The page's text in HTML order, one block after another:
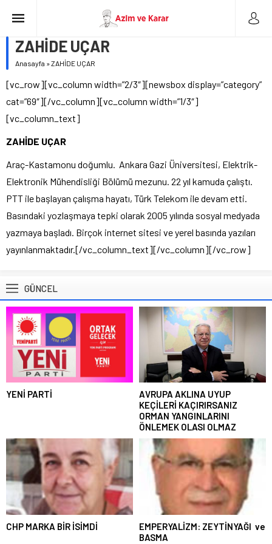
ZAHİDE UÇAR
Anasayfa »ZAHİDE UÇAR
[vc_row][vc_column width=”2/3″][newsbox display=”category”
cat=”69″][/vc_column][vc_column width=”1/3″]
[vc_column_text]
ZAHİDE UÇAR
Araç-Kastamonu doğumlu. Ankara Gazi Üniversitesi, Elektrik-
Elektronik Mühendisliği Bölümü mezunu. 22 yıl kamuda çalıştı.
PTT ile başlayan çalışma hayatı, Türk Telekom ile devam etti.
Basındaki yozlaşmaya tepki olarak 2005 yılında sosyal medyada
yazmaya başladı. Birçok internet sitesi ve yerel basında yazıları
yayınlanmaktadır.[/vc_column_text][/vc_column][/vc_row]
GÜNCEL
YENİ PARTİ
AVRUPA AKLINA UYUP
KEÇİLERİ KAÇIRIRSANIZ
ORMAN YANGINLARINI
ÖNLEMEK OLASI OLMAZ
CHP MARKA BİR İSİMDİ
EMPERYALİZM: ZEYTİNYAĞI ve
BASMA